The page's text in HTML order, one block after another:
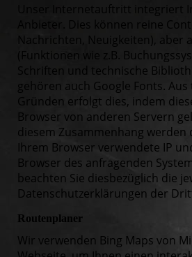
Unser Internetauftritt integriert
Anbieter. Dies können reine
Nachrichten, Neuigkeiten), aber
(Funktionen wie z.B.
Schriften und technische
gehören auch Google Fonts.
Gründen erfolgt dies, indem
Browser von anderen Servern
diesem Zusammenhang werden
Ihrem Browser verwendete IP
Browser des anfragenden
beachten Sie diesbezüglich die
Datenschutzerklärungen der
Routenplaner
Wir verwenden Bing Maps von